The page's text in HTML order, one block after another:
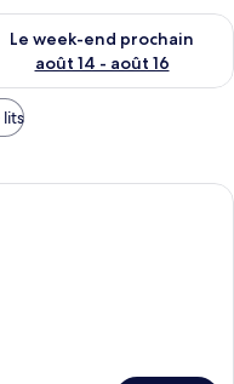
end août 7 - août 9
Le week-end prochain
août 14 - août 16
la disponibilité pour
lits
chambre d’hôtel avec un grand